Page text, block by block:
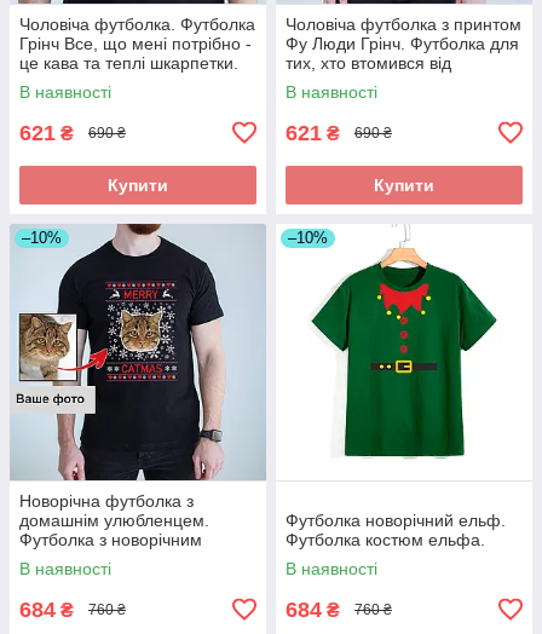
Чоловіча футболка. Футболка
Грінч Все, що мені потрібно -
це кава та теплі шкарпетки.
Футболка з новорічним при
В наявності
621 ₴ 690 ₴
Купити
Чоловіча футболка з принтом
Фу Люди Грінч. Футболка для
тих, хто втомився від
новорічної метушні
В наявності
621 ₴ 690 ₴
Купити
–10%
Новорічна футболка з
домашнім улюбленцем.
Футболка з новорічним
принтом
В наявності
684 ₴ 760 ₴
–10%
Футболка новорічний ельф.
Футболка костюм ельфа.
В наявності
684 ₴ 760 ₴